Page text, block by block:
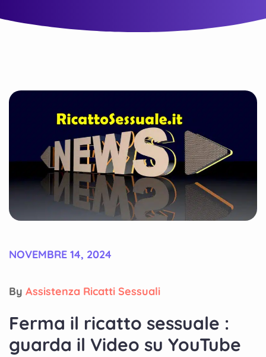
NOVEMBRE 14, 2024
By Assistenza Ricatti Sessuali
Ferma il ricatto sessuale :
guarda il Video su YouTube